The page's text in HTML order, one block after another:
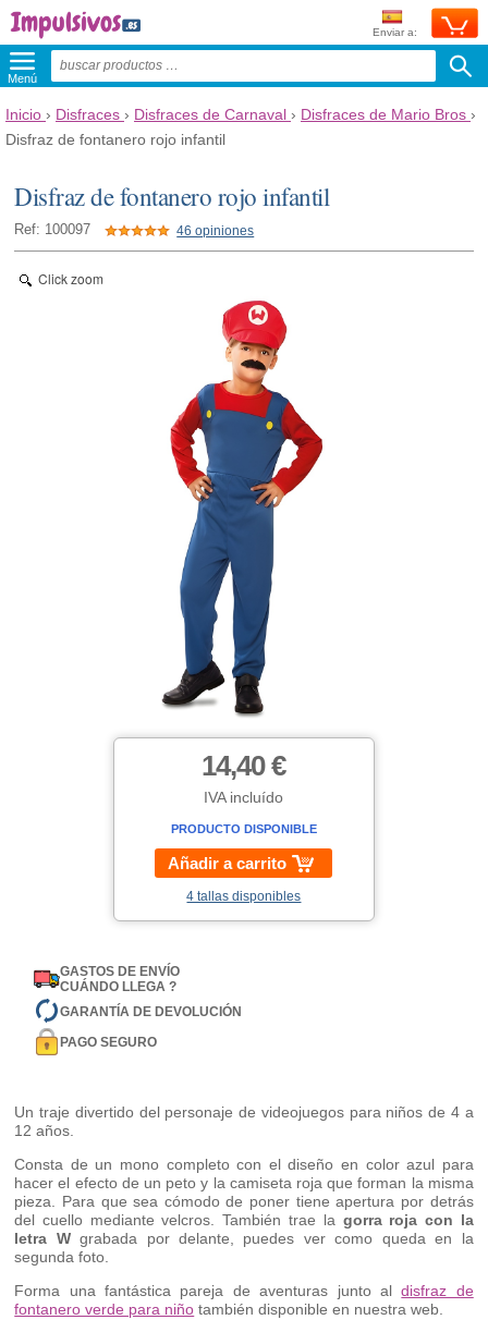
Enviar a:
Menú
Inicio › Disfraces › Disfraces de Carnaval › Disfraces de Mario Bros ›
Disfraz de fontanero rojo infantil
Disfraz de fontanero rojo infantil
Ref: 100097 46 opiniones
Click zoom
14,40 €
IVA incluído
PRODUCTO DISPONIBLE
Añadir a carrito
4 tallas disponibles
GASTOS DE ENVÍO
CUÁNDO LLEGA ?
GARANTÍA DE DEVOLUCIÓN
PAGO SEGURO
Un traje divertido del personaje de videojuegos para niños de 4 a
12 años.
Consta de un mono completo con el diseño en color azul para
hacer el efecto de un peto y la camiseta roja que forman la misma
pieza. Para que sea cómodo de poner tiene apertura por detrás
del cuello mediante velcros. También trae la gorra roja con la
letra Wgrabada por delante, puedes ver como queda en la
segunda foto.
Forma una fantástica pareja de aventuras junto aldisfraz de
fontanero verde para niño también disponible en nuestra web.